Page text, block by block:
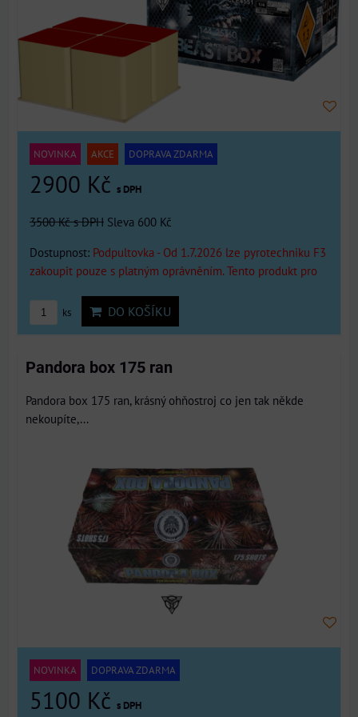
NOVINKA AKCE DOPRAVA ZDARMA
2900 Kč s DPH
3500 Kčs DPH Sleva 600 Kč
Dostupnost: Podpultovka - Od 1.7.2026 lze pyrotechniku F3
zakoupit pouze s platným oprávněním. Tento produkt pro
ks DO KOŠÍKU
Pandora box 175 ran
Pandora box 175 ran, krásný ohňostroj co jen tak někde
nekoupíte,...
NOVINKA DOPRAVA ZDARMA
5100 Kč s DPH